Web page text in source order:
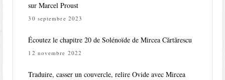
sur Marcel Proust
30 septembre 2023
Écoutez le chapitre 20 de Solénoïde de Mircea Cărtărescu
12 novembre 2022
Traduire, casser un couvercle, relire Ovide avec Mircea